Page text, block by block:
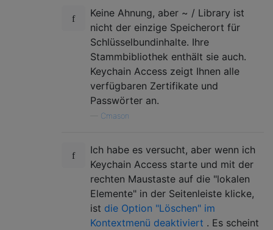
Keine Ahnung, aber ~ / Library ist
nicht der einzige Speicherort für
Schlüsselbundinhalte. Ihre
Stammbibliothek enthält sie auch.
Keychain Access zeigt Ihnen alle
verfügbaren Zertifikate und
Passwörter an.
Cmason
Ich habe es versucht, aber wenn ich
Keychain Access starte und mit der
rechten Maustaste auf die "lokalen
Elemente" in der Seitenleiste klicke,
ist die Option "Löschen" im
Kontextmenü deaktiviert . Es scheint